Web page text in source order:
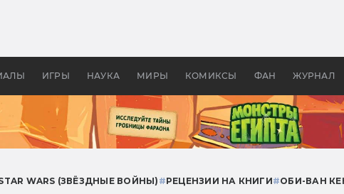
ИГРЫ НАУКА МИРЫ КОМИКСЫ ФАН ЖУРНАЛ
апокалипсис, в России —
бы
WARS (ЗВЁЗДНЫЕ ВОЙНЫ) #РЕЦЕНЗИИ НА КНИГИ#ОБИ-ВАН